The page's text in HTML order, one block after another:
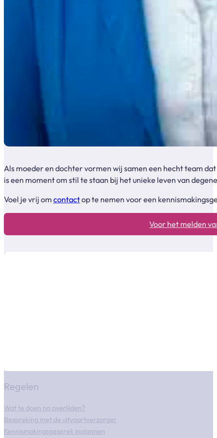
Als moeder en dochter vormen wij samen een hecht team
is een moment om stil te staan bij het unieke leven van
Voel je vrij om contactop te nemen voor een
Voor het melden
Regelen
Wat te doen na overlijden?
Bespreking met de uitvaartverzorger
Kennismakingsgesprek inplannen